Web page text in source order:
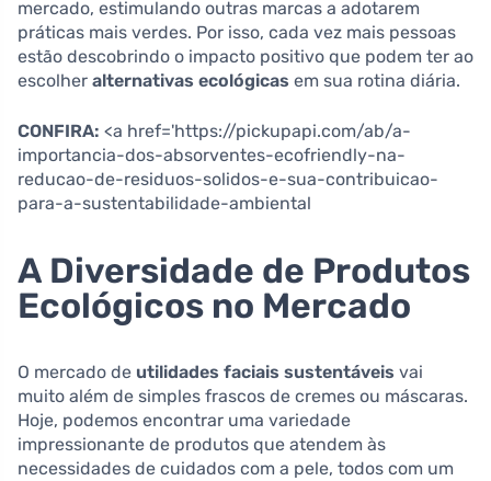
mercado, estimulando outras marcas a adotarem
práticas mais verdes. Por isso, cada vez mais pessoas
estão descobrindo o impacto positivo que podem ter ao
escolher alternativas ecológicas em sua rotina diária.
CONFIRA: <a href='https://pickupapi.com/ab/a-
importancia-dos-absorventes-ecofriendly-na-
reducao-de-residuos-solidos-e-sua-contribuicao-
para-a-sustentabilidade-ambiental
A Diversidade de Produtos
Ecológicos no Mercado
O mercado de utilidades faciais sustentáveis vai
muito além de simples frascos de cremes ou máscaras.
Hoje, podemos encontrar uma variedade
impressionante de produtos que atendem às
necessidades de cuidados com a pele, todos com um